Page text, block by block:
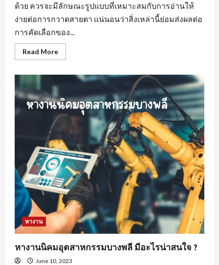
ด้วย ควรจะมีลักษณะรูปแบบที่เหมาะสมกับการอ่านให้
ง่ายต่อการกวาดสายตา แน่นอนว่าสิ่งเหล่านี้ย่อมส่งผลต่อ
การคัดเลือกของ...
Read MoreRead
more
ที่
ของ
พฤติกรรม
คน
หา
พนักงาน
ขาย
สร้าง
ความ
พึง
พอใจ
ให้
แก่
องค์กร
หางาน
หางานนิคมอุตสาหกรรมบางพลี มีอะไรน่าสนใจ ?
June 10, 2023